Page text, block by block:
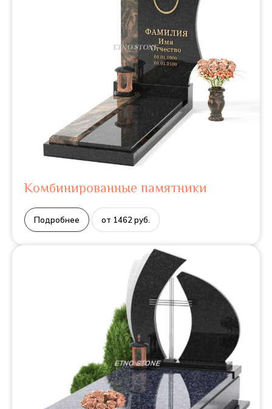
Комбинированные памятники
Подробнее от 1462 руб.